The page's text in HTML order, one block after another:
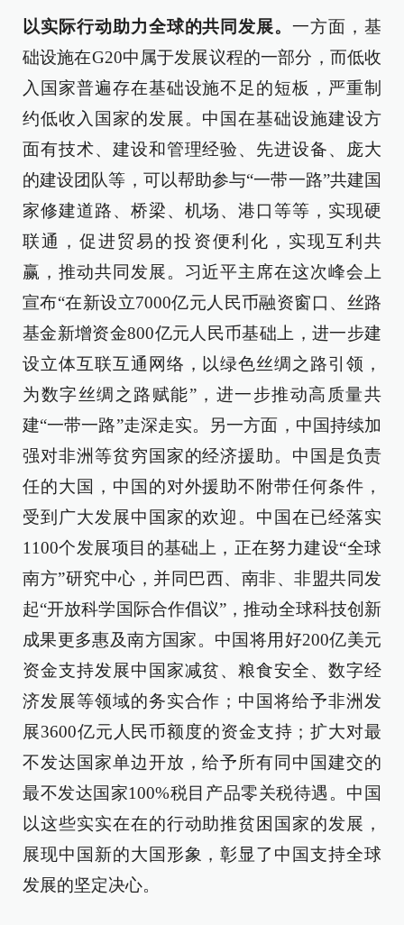
以实际行动助力全球的共同发展。一方面，基
础设施在G20中属于发展议程的一部分，而低收
入国家普遍存在基础设施不足的短板，严重制
约低收入国家的发展。中国在基础设施建设方
面有技术、建设和管理经验、先进设备、庞大
的建设团队等，可以帮助参与“一带一路”共建国
家修建道路、桥梁、机场、港口等等，实现硬
联通，促进贸易的投资便利化，实现互利共
赢，推动共同发展。习近平主席在这次峰会上
宣布“在新设立7000亿元人民币融资窗口、丝路
基金新增资金800亿元人民币基础上，进一步建
设立体互联互通网络，以绿色丝绸之路引领，
为数字丝绸之路赋能”，进一步推动高质量共
建“一带一路”走深走实。另一方面，中国持续加
强对非洲等贫穷国家的经济援助。中国是负责
任的大国，中国的对外援助不附带任何条件，
受到广大发展中国家的欢迎。中国在已经落实
1100个发展项目的基础上，正在努力建设“全球
南方”研究中心，并同巴西、南非、非盟共同发
起“开放科学国际合作倡议”，推动全球科技创新
成果更多惠及南方国家。中国将用好200亿美元
资金支持发展中国家减贫、粮食安全、数字经
济发展等领域的务实合作；中国将给予非洲发
展3600亿元人民币额度的资金支持；扩大对最
不发达国家单边开放，给予所有同中国建交的
最不发达国家100%税目产品零关税待遇。中国
以这些实实在在的行动助推贫困国家的发展，
展现中国新的大国形象，彰显了中国支持全球
发展的坚定决心。